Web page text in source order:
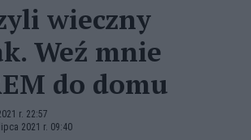
wieczny
Weź mnie
do domu
r. 22:57
2021 r. 09:40